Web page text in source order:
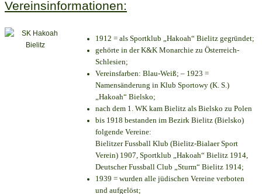
Vereinsinformationen:
1912 = als Sportklub „Hakoah“ Bielitz gegründet;
gehörte in der K&K Monarchie zu Österreich-
Schlesien;
Vereinsfarben: Blau-Weiß; – 1923 =
Namensänderung in Klub Sportowy (K. S.)
„Hakoah“ Bielsko;
nach dem 1. WK kam Bielitz als Bielsko zu Polen
bis 1918 bestanden im Bezirk Bielitz (Bielsko)
folgende Vereine:
Bielitzer Fussball Klub (Bielitz-Bialaer Sport
Verein) 1907, Sportklub „Hakoah“ Bielitz 1914,
Deutscher Fussball Club „Sturm“ Bielitz 1914;
1939 = wurden alle jüdischen Vereine verboten
und aufgelöst;